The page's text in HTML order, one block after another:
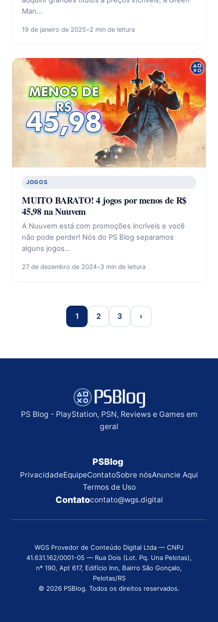
Man…
19 de janeiro de 2025•2 min de leitura
JOGOS
MUITO BARATO! 4 jogos por menos de R$
45,98 na Nuuvem
A Nuuvem está com promoções incríveis e você
não pode perder! Nós do PS Blog separamos
alguns jogos…
27 de dezembro de 2024•3 min de leitura
1 2 3 ›
PS Blog - PlayStation, PSN, Reviews e Games em
geral
PSBlog
PrivacidadeEquipeContatoSobre nósAnuncie Aqui
Termos de Uso
Contatocontato@wgs.digital
WGS Provedor de Conteúdo Digital Ltda — CNPJ
41.631.162/0001-05 — Rua Dois (Lot. Pq. Una Pelotas),
nº 190, Apt 617, Edifício Inn, Bairro São Gonçalo,
Pelotas/RS
© 2026 PSBlog. Todos os direitos reservados.